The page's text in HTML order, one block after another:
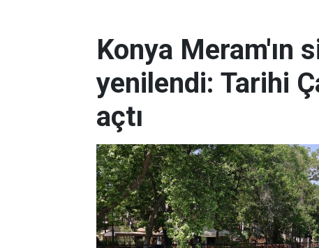
Konya Meram'ın
yenilendi: Tarihi
açtı